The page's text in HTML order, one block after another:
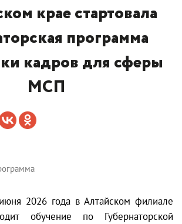
крае стартовала
программа
кадров для сферы
МСП
2026 года в Алтайском филиале
обучение по Губернаторской